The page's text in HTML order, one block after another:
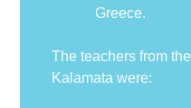
Greece.
The teachers from
Kalamata were: